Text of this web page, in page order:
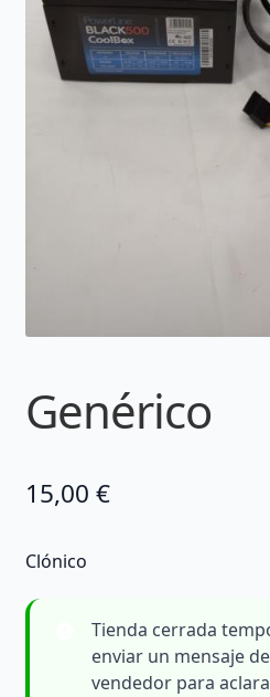
Genérico
15,00 €
Clónico
Tienda cerrada
enviar un mensaje
vendedor para